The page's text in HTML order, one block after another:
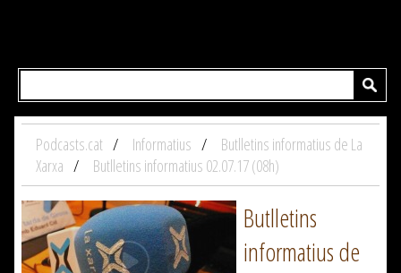
Podcasts.cat Informatius
Butlletins informatius de La
Xarxa
Butlletins informatius 02.07.17 (08h)
Butlletins
informatius de